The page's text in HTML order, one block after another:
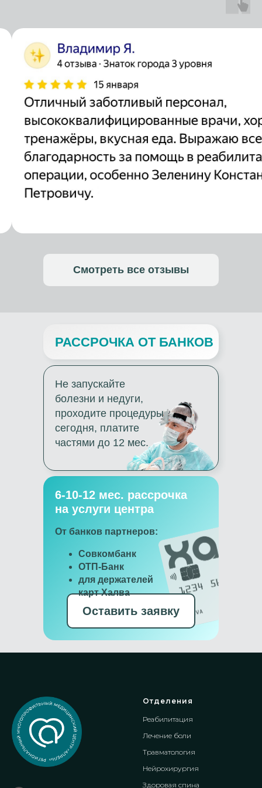
Смотреть все отзывы
РАССРОЧКА ОТ БАНКОВ
Не запускайте
болезни и недуги,
проходите процедуры
сегодня, платите
частями до 12 мес.
6-10-12 мес. рассрочка
на услуги центра
Оставить заявку
От банков партнеров:
Совкомбанк
ОТП-Банк
для держателей
карт Халва
Отделения
Реабилитация
Лечение боли
Травматология
Нейрохирургия
Здоровая спина